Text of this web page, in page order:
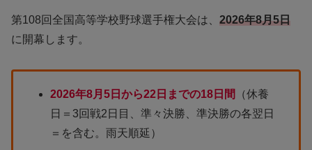
第108回全国高等学校野球選手権大会は、 2026年8月5日
に開幕します。
2026年8月5日から22日までの18日間
（休養
日＝3回戦2日目、準々決勝、準決勝の各翌日
＝を含む。雨天順延）